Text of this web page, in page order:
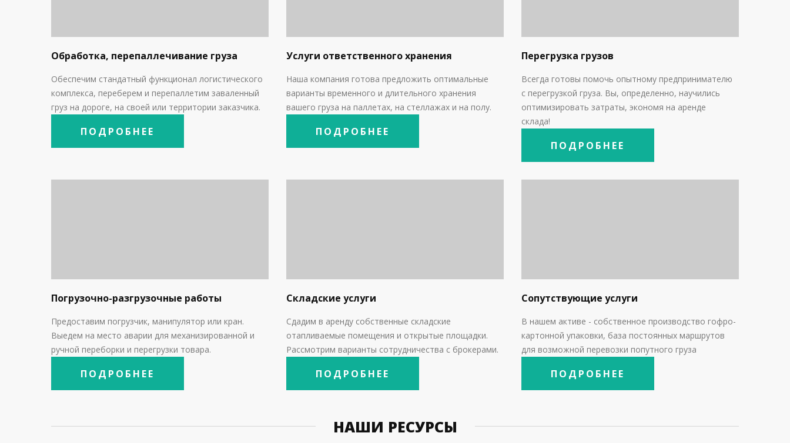
Обработка, перепаллечивание груза
Обеспечим стандатный функционал логистического
комплекса, переберем и перепаллетим заваленный
груз на дороге, на своей или территории заказчика.
ПОДРОБНЕЕ
Услуги ответственного хранения
Наша компания готова предложить оптимальные
варианты временного и длительного хранения
вашего груза на паллетах, на стеллажах и на полу.
ПОДРОБНЕЕ
Перегрузка грузов
Всегда готовы помочь опытному предпринимателю
с перегрузкой груза. Вы, определенно, научились
оптимизировать затраты, экономя на аренде
склада!
ПОДРОБНЕЕ
Погрузочно-разгрузочные работы
Предоставим погрузчик, манипулятор или кран.
Выедем на место аварии для механизированной и
ручной переборки и перегрузки товара.
ПОДРОБНЕЕ
Складские услуги
Сдадим в аренду собственные складские
отапливаемые помещения и открытые площадки.
Рассмотрим варианты сотрудничества с брокерами.
ПОДРОБНЕЕ
Сопутствующие услуги
В нашем активе - собственное производство гофро-
картонной упаковки, база постоянных маршрутов
для возможной перевозки попутного груза
ПОДРОБНЕЕ
НАШИ РЕСУРСЫ